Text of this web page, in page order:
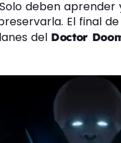
deben
El final
del Doctor